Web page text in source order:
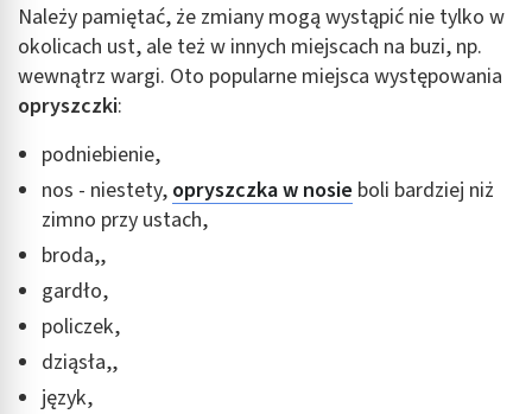
Należy pamiętać, że zmiany mogą wystąpić nie tylko w
okolicach ust, ale też w innych miejscach na buzi, np.
wewnątrz wargi. Oto popularne miejsca występowania
opryszczki:
podniebienie,
nos - niestety, opryszczka w nosie boli bardziej niż
zimno przy ustach,
broda,,
gardło,
policzek,
dziąsła,,
język,